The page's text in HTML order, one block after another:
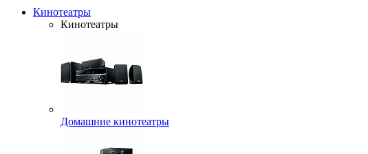
Кинотеатры
Кинотеатры
Домашние кинотеатры